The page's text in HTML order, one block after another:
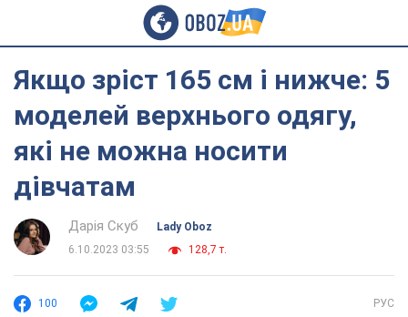
Якщо зріст 165 см і нижче: 5
моделей верхнього одягу,
які не можна носити
дівчатам
Дарія Скуб
Lady Oboz
6.10.2023 03:55
128,7 т.
100 РУС